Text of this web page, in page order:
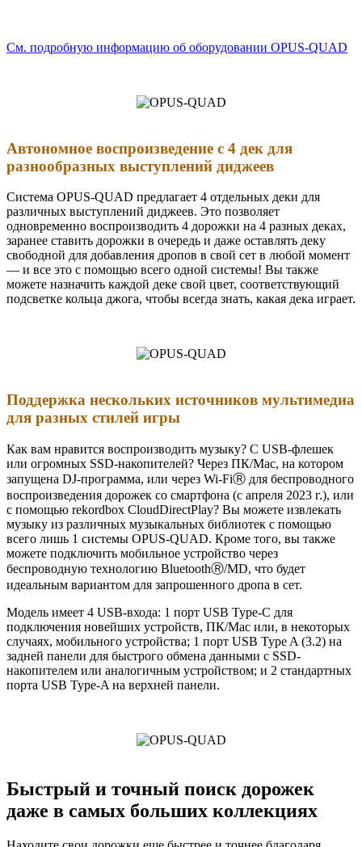
См. подробную информацию об оборудовании OPUS-QUAD
Автономное воспроизведение с 4 дек для
разнообразных выступлений диджеев
Система OPUS-QUAD предлагает 4 отдельных деки для
различных выступлений диджеев. Это позволяет
одновременно воспроизводить 4 дорожки на 4 разных деках,
заранее ставить дорожки в очередь и даже оставлять деку
свободной для добавления дропов в свой сет в любой момент
— и все это с помощью всего одной системы! Вы также
можете назначить каждой деке свой цвет, соответствующий
подсветке кольца джога, чтобы всегда знать, какая дека играет.
Поддержка нескольких источников мультимедиа
для разных стилей игры
Как вам нравится воспроизводить музыку? С USB-флешек
или огромных SSD-накопителей? Через ПК/Mac, на котором
запущена DJ-программа, или через Wi-FiⓇ для беспроводного
воспроизведения дорожек со смартфона (с апреля 2023 г.), или
с помощью rekordbox CloudDirectPlay? Вы можете извлекать
музыку из различных музыкальных библиотек с помощью
всего лишь 1 системы OPUS-QUAD. Кроме того, вы также
можете подключить мобильное устройство через
беспроводную технологию BluetoothⓇ/MD, что будет
идеальным вариантом для запрошенного дропа в сет.
Модель имеет 4 USB-входа: 1 порт USB Type-C для
подключения новейших устройств, ПК/Mac или, в некоторых
случаях, мобильного устройства; 1 порт USB Type A (3.2) на
задней панели для быстрого обмена данными с SSD-
накопителем или аналогичным устройством; и 2 стандартных
порта USB Type-A на верхней панели.
Быстрый и точный поиск дорожек
даже в самых больших коллекциях